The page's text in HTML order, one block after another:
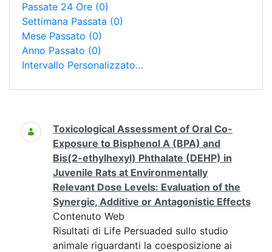
Passate 24 Ore (0)
Settimana Passata (0)
Mese Passato (0)
Anno Passato (0)
Intervallo Personalizzato…
Ricerca
Toxicological Assessment of Oral Co-
Exposure to Bisphenol A (BPA) and
Bis(2-ethylhexyl) Phthalate (DEHP) in
Juvenile Rats at Environmentally
Relevant Dose Levels: Evaluation of the
Synergic, Additive or Antagonistic Effects
Contenuto Web
Risultati di Life Persuaded sullo studio
animale riguardanti la coesposizione ai